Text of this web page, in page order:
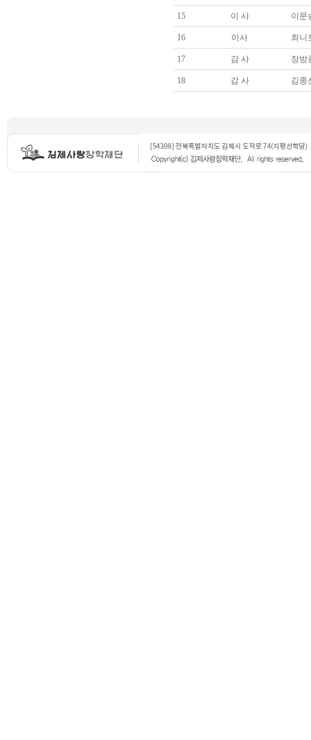
15 이 사 이문
16 이사 최니
17 감 사 장방
18 감 사 김종